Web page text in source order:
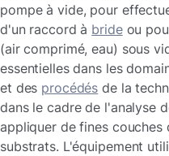
pompe à vide, pour
d'un raccord à brideou
(air comprimé, eau) sous
essentielles dans les
et des procédés de la
dans le cadre de l'analyse
appliquer de fines couches
substrats. L'équipement